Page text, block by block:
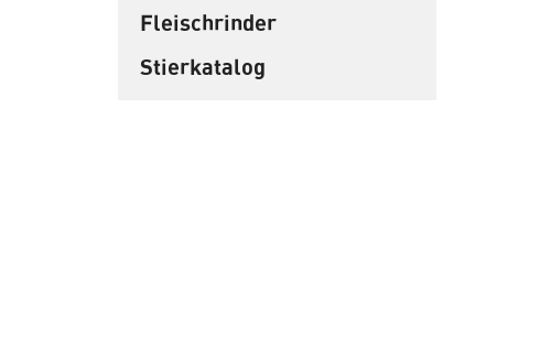
Fleischrinder
Stierkatalog